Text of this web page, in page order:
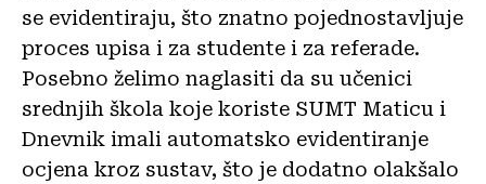
se evidentiraju, što znatno pojednostavljuje
proces upisa i za studente i za referade.
Posebno želimo naglasiti da su učenici
srednjih škola koje koriste SUMT Maticu i
Dnevnik imali automatsko evidentiranje
ocjena kroz sustav, što je dodatno olakšalo